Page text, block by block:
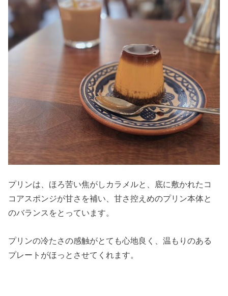
プリンは、ほろ苦い焦がしカラメルと、底に敷かれたコ
コアスポンジが甘さを補い、甘さ控えめのプリン本体と
のバランスをとっています。
プリンの冷たさの感触がとても心地良く、温もりのある
プレートがほっとさせてくれます。